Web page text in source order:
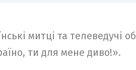
митці та телеведучі
ти для мене диво!».